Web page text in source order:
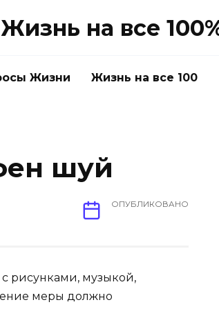
на все
Жизни Жизнь на все 100
шуй
ОПУБЛИКОВАНО
рисунками, музыкой,
меры должно